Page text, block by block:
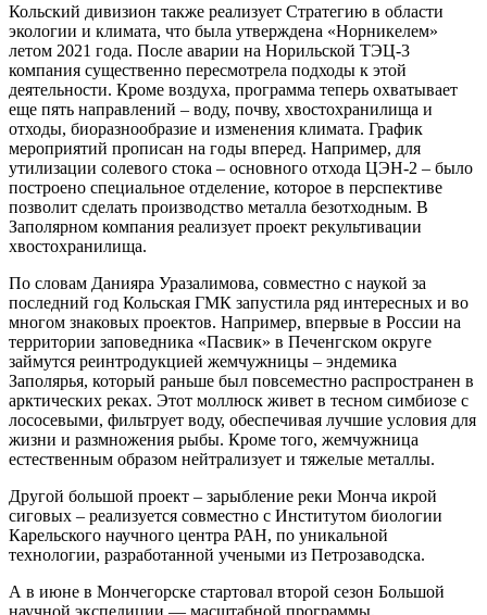
Кольский дивизион также реализует Стратегию в области
экологии и климата, что была утверждена «Норникелем»
летом 2021 года. После аварии на Норильской ТЭЦ-3
компания существенно пересмотрела подходы к этой
деятельности. Кроме воздуха, программа теперь охватывает
еще пять направлений – воду, почву, хвостохранилища и
отходы, биоразнообразие и изменения климата. График
мероприятий прописан на годы вперед. Например, для
утилизации солевого стока – основного отхода ЦЭН-2 – было
построено специальное отделение, которое в перспективе
позволит сделать производство металла безотходным. В
Заполярном компания реализует проект рекультивации
хвостохранилища.
По словам Данияра Уразалимова, совместно с наукой за
последний год Кольская ГМК запустила ряд интересных и во
многом знаковых проектов. Например, впервые в России на
территории заповедника «Пасвик» в Печенгском округе
займутся реинтродукцией жемчужницы – эндемика
Заполярья, который раньше был повсеместно распространен в
арктических реках. Этот моллюск живет в тесном симбиозе с
лососевыми, фильтрует воду, обеспечивая лучшие условия для
жизни и размножения рыбы. Кроме того, жемчужница
естественным образом нейтрализует и тяжелые металлы.
Другой большой проект – зарыбление реки Монча икрой
сиговых – реализуется совместно с Институтом биологии
Карельского научного центра РАН, по уникальной
технологии, разработанной учеными из Петрозаводска.
А в июне в Мончегорске стартовал второй сезон Большой
научной экспедиции — масштабной программы,